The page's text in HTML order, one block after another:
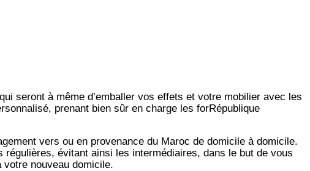
seront à même d’emballer vos effets et votre mobilier avec les
prenant bien sûr en charge les forRépublique
vers ou en provenance du Maroc de domicile à domicile.
évitant ainsi les intermédiaires, dans le but de vous
nouveau domicile.